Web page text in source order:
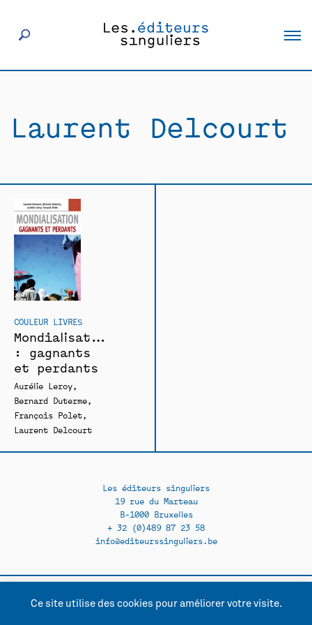
Éditeurs
Actualités
Rencontres
Laurent Delcourt
COULEUR LIVRES
Mondialisation
: gagnants
et perdants
Aurélie Leroy
Bernard Duterme
François Polet
Laurent Delcourt
Les éditeurs singuliers
19 rue du Marteau
B-1000 Bruxelles
+ 32 (0)489 87 23 58
info@editeurssinguliers.be
Facebook →
Instagram →
Ce site utilise des cookies pour améliorer votre visite.